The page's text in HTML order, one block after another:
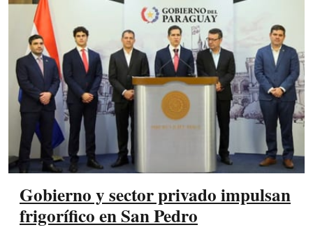
Gobierno y sector privado impulsan
frigorífico en San Pedro